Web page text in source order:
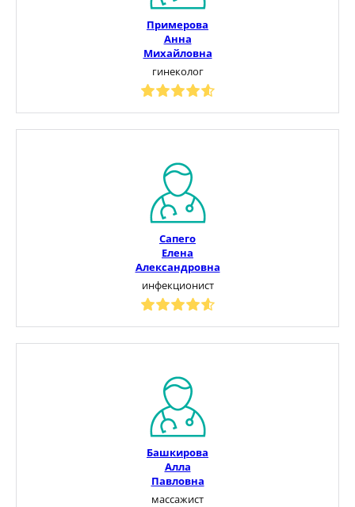
Примерова
Анна
Михайловна
гинеколог
Сапего
Елена
Александровна
инфекционист
Башкирова
Алла
Павловна
массажист